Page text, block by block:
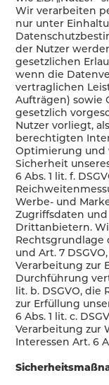
Wir verarbeiten
nur unter
der Nutzer
gesetzlichen
wenn die
vertraglichen
Aufträgen) sowie
gesetzlich
Nutzer vorliegt,
berechtigten
Optimierung und
Sicherheit
6 Abs. 1 lit. f.
Werbe- und
Zugriffsdaten
Drittanbietern.
Rechtsgrundlage
und Art. 7
Verarbeitung zur
Durchführung
lit. b. DSGVO,
zur Erfüllung
6 Abs. 1 lit. c.
Verarbeitung zur
Interessen Art. 6